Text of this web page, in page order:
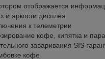
отображается
и яркости дисплея
к телеметрии
кофе, кипятка и пара
заваривания SIS
кофе